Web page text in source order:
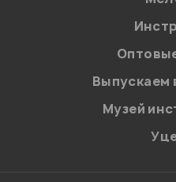
Выпускаем
Музей